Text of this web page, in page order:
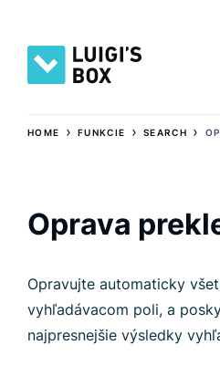
HOME ›FUNKCIE ›SEARCH ›
Oprava
Opravujte automaticky
vyhľadávacom poli, a
najpresnejšie výsledky